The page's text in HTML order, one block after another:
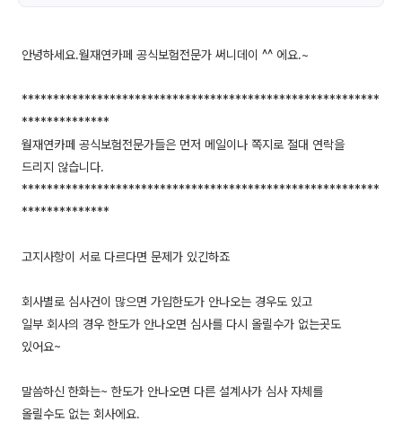
안녕하세요.월재연카페 공식보험전문가 써니데이 ^^ 에요.~
*********************************************************
**************
월재연카페 공식보험전문가들은 먼저 메일이나 쪽지로 절대 연락을
드리지 않습니다.
*********************************************************
**************
고지사항이 서로 다르다면 문제가 있긴하죠
회사별로 심사건이 많으면 가입한도가 안나오는 경우도 있고
일부 회사의 경우 한도가 안나오면 심사를 다시 올릴수가 없는곳도
있어요~
말씀하신 한화는~ 한도가 안나오면 다른 설계사가 심사 자체를